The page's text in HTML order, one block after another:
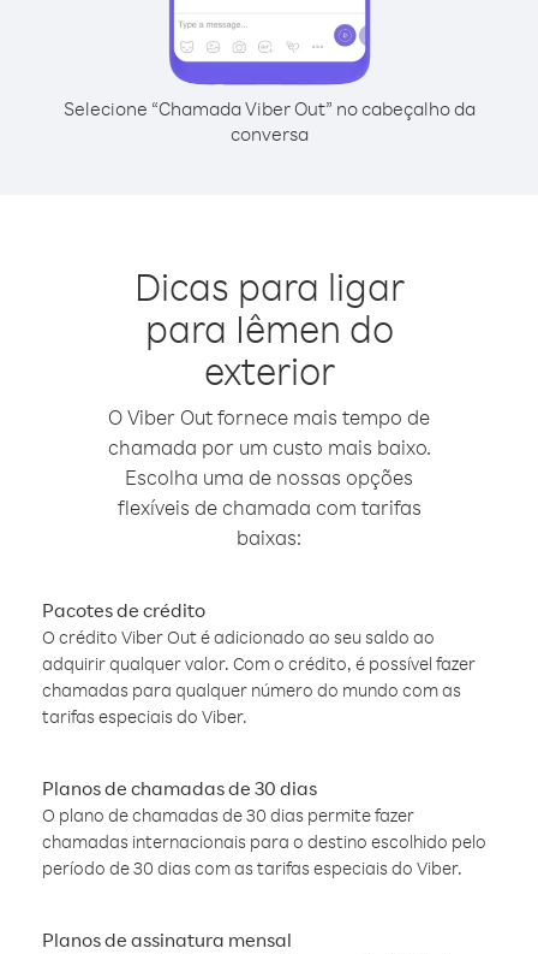
Selecione “Chamada Viber Out” no cabeçalho da
conversa
Dicas para ligar
para Iêmen do
exterior
O Viber Out fornece mais tempo de
chamada por um custo mais baixo.
Escolha uma de nossas opções
flexíveis de chamada com tarifas
baixas:
Pacotes de crédito
O crédito Viber Out é adicionado ao seu saldo ao
adquirir qualquer valor. Com o crédito, é possível fazer
chamadas para qualquer número do mundo com as
tarifas especiais do Viber.
Planos de chamadas de 30 dias
O plano de chamadas de 30 dias permite fazer
chamadas internacionais para o destino escolhido pelo
período de 30 dias com as tarifas especiais do Viber.
Planos de assinatura mensal